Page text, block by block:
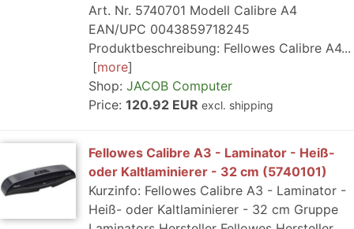
Art. Nr. 5740701 Modell Calibre A4
EAN/UPC 0043859718245
Produktbeschreibung: Fellowes Calibre A4...
more
Shop: JACOB Computer
Price: 120.92 EUR excl. shipping
Fellowes Calibre A3 - Laminator - Heiß-
oder Kaltlaminierer - 32 cm (5740101)
Kurzinfo: Fellowes Calibre A3 - Laminator -
Heiß- oder Kaltlaminierer - 32 cm Gruppe